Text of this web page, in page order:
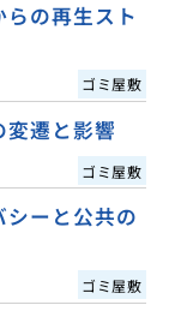
の再生スト
ゴミ屋敷
変遷と影響
ゴミ屋敷
シーと公共の
ゴミ屋敷